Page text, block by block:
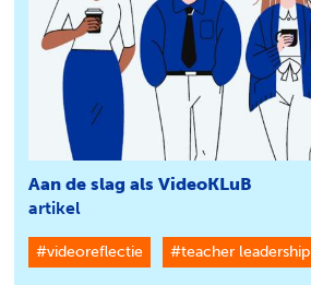
Aan de slag als VideoKLuB
artikel
#videoreflectie #teacher leadership